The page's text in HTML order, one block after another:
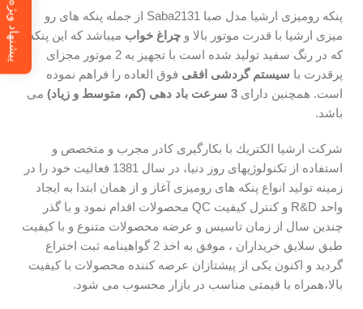
پنکه رومیزی ارشیا مدل صبا Saba2131 از جمله پنکه های رو
میزی ارشیا با قدرت موتور بالا و چراغ خواب میباشد که این پنکه
که در رنگ سفید تولید شده است با تجهیز به 2 موتور مجزای
پرقدرت با سیستم گردشی افقی فوق العاده را فراهم نموده
است. همچنین دارای 3 سرعت باد دهی (کم، متوسط و زیاد)
می
باشد.
شركت ارشيا الكتريك با بکارگیری کادر مجرب و متخصص و
استفاده از تکنولوژیهای روز دنیا، در سال 1381 فعالیت خود را در
زمینه تولید انواع پنکه های رومیزی آغاز و از همان ابتدا به ایجاد
واحد R&D و كنترل كيفيت QC محصولات اقدام نمود و با گذر
چندین سال از زمان تاسیس و عرضه محصولات متنوع و با کیفیت
طبق سلایق خریداران ، موفق به اخذ 2 گواهينامه ثبت اختراع
گردید و اکنون یکی از پیشتازان عرضه کننده محصولات با کیفیت
بالا،همراه با قیمتی مناسب در بازار محسوب می شود.
پیشنهاد ویژه